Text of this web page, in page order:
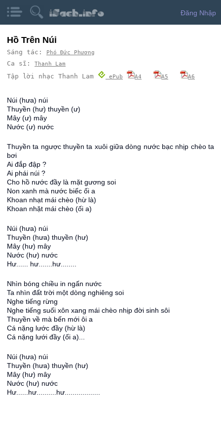
Đăng Nhập
Hồ Trên Núi
Sáng tác: Phó Đức Phương
Ca sĩ: Thanh Lam
Tập lời nhạc Thanh Lam ePub A4 A5 A6
Núi (hưa) núi
Thuyền (hư) thuyền (ư)
Mây (ư) mây
Nước (ư) nước
Thuyền ta ngược thuyền ta xuôi giữa dòng nước bạc nhịp chèo ta
bơi
Ai đắp đập ?
Ai phái núi ?
Cho hồ nước đầy là mặt gương soi
Non xanh mà nước biếc ối a
Khoan nhạt mái chèo (hừ là)
Khoan nhặt mái chèo (ối a)
Núi (hưa) núi
Thuyền (hưa) thuyền (hư)
Mây (hư) mây
Nước (hư) nước
Hư...... hư.......hư........
Nhìn bóng chiều in ngấn nước
Ta nhìn đất trời một dòng nghiêng soi
Nghe tiếng rừng
Nghe tiếng suối xôn xang mái chèo nhịp đời sinh sôi
Thuyền về mà bến mới ôi a
Cá nặng lước đầy (hừ là)
Cá nặng lưới đầy (ối a)...
Núi (hưa) núi
Thuyền (hưa) thuyền (hư)
Mây (hư) mây
Nước (hư) nước
Hư......hư..........hư..................